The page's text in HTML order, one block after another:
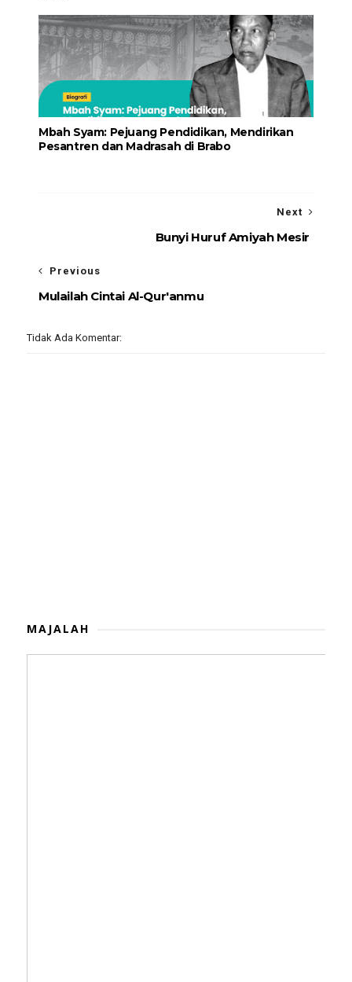
Mbah Syam: Pejuang Pendidikan, Mendirikan
Pesantren dan Madrasah di Brabo
Next
Bunyi Huruf Amiyah Mesir
Previous
Mulailah Cintai Al-Qur'anmu
Tidak Ada Komentar:
MAJALAH